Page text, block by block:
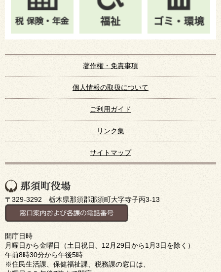
著作権・免責事項
個人情報の取扱について
ご利用ガイド
リンク集
サイトマップ
〒329-3292 栃木県那須郡那須町大字寺子丙3-13
開庁日時
月曜日から金曜日（土日祝日、12月29日から1月3日を除く）
午前8時30分から午後5時
※住民生活課、保健福祉課、税務課の窓口は、